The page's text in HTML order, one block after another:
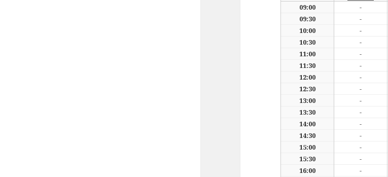
09:00
-
09:30
-
10:00
-
10:30
-
11:00
-
11:30
-
12:00
-
12:30
-
13:00
-
13:30
-
14:00
-
14:30
-
15:00
-
15:30
-
16:00
-